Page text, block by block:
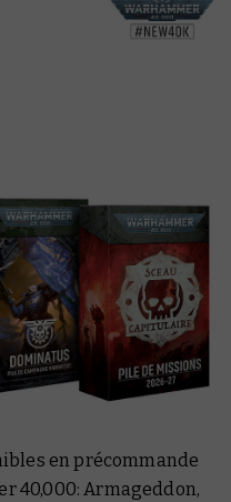
en précommande
40,000: Armageddon,